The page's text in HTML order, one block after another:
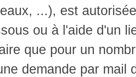
...), est
ou à l'aide d'un
que pour un
demande par mail